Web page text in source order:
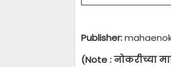
Publisher:
(Note : नोकरीच्या